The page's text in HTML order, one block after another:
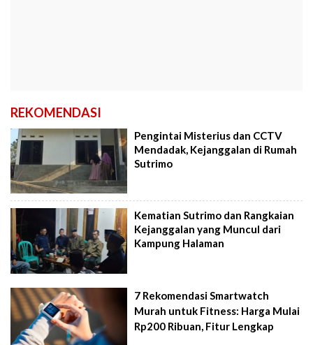
REKOMENDASI
Pengintai Misterius dan CCTV
Mendadak, Kejanggalan di Rumah
Sutrimo
Kematian Sutrimo dan Rangkaian
Kejanggalan yang Muncul dari
Kampung Halaman
7 Rekomendasi Smartwatch
Murah untuk Fitness: Harga Mulai
Rp200 Ribuan, Fitur Lengkap